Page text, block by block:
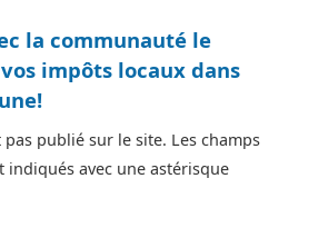
la communauté le
impôts locaux dans
publié sur le site. Les champs
avec une astérisque